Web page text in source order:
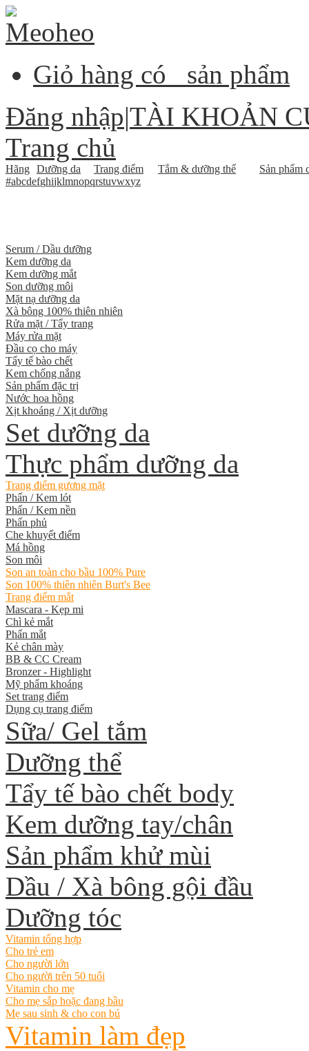
Giỏ hàng có
sản phẩm
Đăng nhập|TÀI KHOẢN
Trang chủ
Hãng Dưỡng da Trang điểm Tắm & dưỡng thể
Sản phẩm
#abcdefghijklmnopqrstuvwxyz
Serum / Dầu dưỡng
Kem dưỡng da
Kem dưỡng mắt
Son dưỡng môi
Mặt nạ dưỡng da
Xà bông 100% thiên nhiên
Rửa mặt / Tẩy trang
Máy rửa mặt
Đầu cọ cho máy
Tẩy tế bào chết
Kem chống nắng
Sản phẩm đặc trị
Nước hoa hồng
Xịt khoáng / Xịt dưỡng
Set dưỡng da
Thực phẩm dưỡng da
Trang điểm gương mặt
Phấn / Kem lót
Phấn / Kem nền
Phấn phủ
Che khuyết điểm
Má hồng
Son môi
Son an toàn cho bầu 100% Pure
Son 100% thiên nhiên Burt's Bee
Trang điểm mắt
Mascara - Kẹp mi
Chì kẻ mắt
Phấn mắt
Kẻ chân mày
BB & CC Cream
Bronzer - Highlight
Mỹ phẩm khoáng
Set trang điểm
Dụng cụ trang điểm
Sữa/ Gel tắm
Dưỡng thể
Tẩy tế bào chết body
Kem dưỡng tay/chân
Sản phẩm khử mùi
Dầu / Xà bông gội đầu
Dưỡng tóc
Vitamin tổng hợp
Cho trẻ em
Cho người lớn
Cho người trên 50 tuổi
Vitamin cho mẹ
Cho mẹ sắp hoặc đang bầu
Mẹ sau sinh & cho con bú
Vitamin làm đẹp